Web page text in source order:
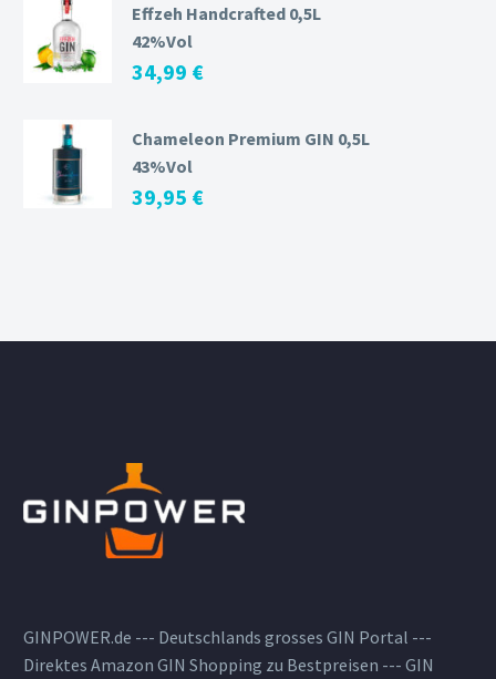
Effzeh Handcrafted 0,5L
42%Vol
34,99 €
Chameleon Premium GIN 0,5L
43%Vol
39,95 €
GINPOWER.de --- Deutschlands grosses GIN Portal ---
Direktes Amazon GIN Shopping zu Bestpreisen --- GIN